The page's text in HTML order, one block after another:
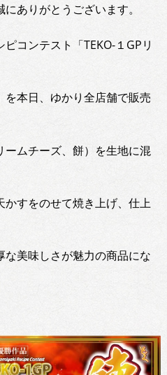
ありがとうございます。
コンテスト「TEKO-１GPリ
本日、ゆかり全店舗で販売
ムチーズ、餅）を生地に混
すをのせて焼き上げ、仕上
な美味しさが魅力の商品にな